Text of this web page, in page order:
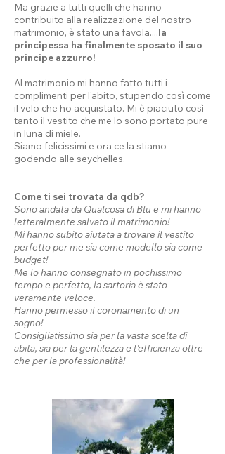
Ma grazie a tutti quelli che hanno
contribuito alla realizzazione del nostro
matrimonio, è stato una favola....la
principessa ha finalmente sposato il suo
principe azzurro!
Al matrimonio mi hanno fatto tutti i
complimenti per l'abito, stupendo così come
il velo che ho acquistato. Mi è piaciuto così
tanto il vestito che me lo sono portato pure
in luna di miele.
Siamo felicissimi e ora ce la stiamo
godendo alle seychelles.
Come ti sei trovata da qdb?
Sono andata da Qualcosa di Blu e mi hanno
letteralmente salvato il matrimonio!
Mi hanno subito aiutata a trovare il vestito
perfetto per me sia come modello sia come
budget!
Me lo hanno consegnato in pochissimo
tempo e perfetto, la sartoria è stato
veramente veloce.
Hanno permesso il coronamento di un
sogno!
Consigliatissimo sia per la vasta scelta di
abita, sia per la gentilezza e l'efficienza oltre
che per la professionalità!